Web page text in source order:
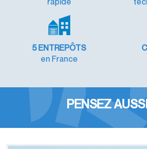
5 ENTREPÔTS
en France
PENSEZ